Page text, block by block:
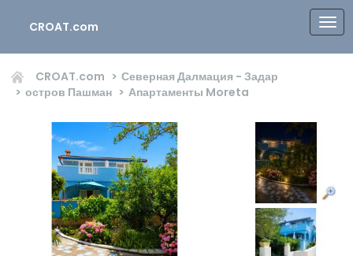
CROAT.com
CROAT.com
Северная Далмация - Задар
остров Пашман
Апартаменты Moreta